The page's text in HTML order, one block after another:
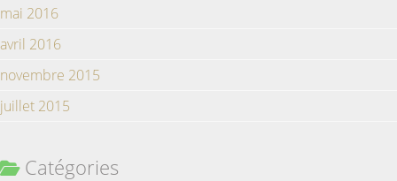
mai 2016
avril 2016
novembre 2015
juillet 2015
Catégories